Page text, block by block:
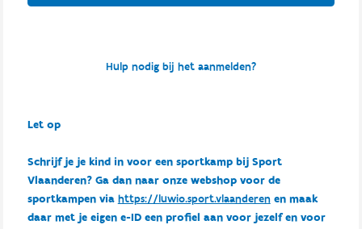
Hulp nodig bij het aanmelden?
Let op
Schrijf je je kind in voor een sportkamp bij Sport
Vlaanderen? Ga dan naar onze webshop voor de
sportkampen via https://luwio.sport.vlaanderenen maak
daar met je eigen e-ID een profiel aan voor jezelf en voor